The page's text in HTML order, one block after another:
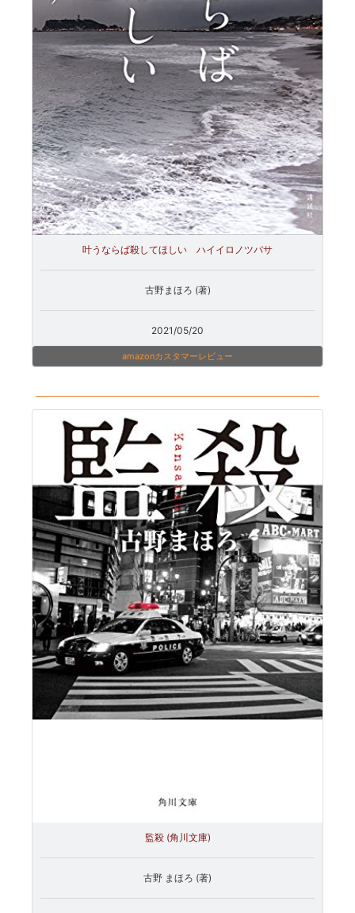
叶うならば殺してほしい ハイイロノツバサ
古野まほろ (著)
2021/05/20
amazonカスタマーレビュー
監殺 (角川文庫)
古野 まほろ (著)